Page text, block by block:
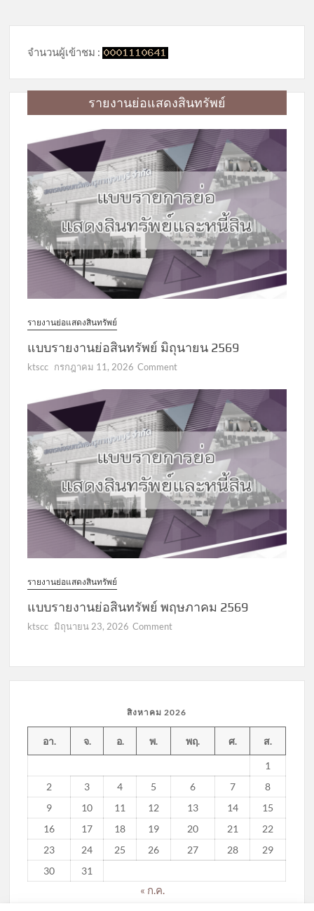
จำนวนผู้เข้าชม :
รายงานย่อแสดงสินทรัพย์
รายงานย่อแสดงสินทรัพย์
แบบรายงานย่อสินทรัพย์ มิถุนายน 2569
ktscc กรกฎาคม 11, 2026 Commenton
รายงาน
สินทรัพย์
มิถุนายน
2569
รายงานย่อแสดงสินทรัพย์
แบบรายงานย่อสินทรัพย์ พฤษภาคม 2569
ktscc มิถุนายน 23, 2026 Commenton
2569
สิงหาคม 2026
อา. จ. อ. พ. พฤ. ศ. ส.
1
2
3 4 5 6 7
8
9
10 11 12 13 14
15
16
17 18 19 20 21
22
23
24 25 26 27 28
29
30
31
« ก.ค.